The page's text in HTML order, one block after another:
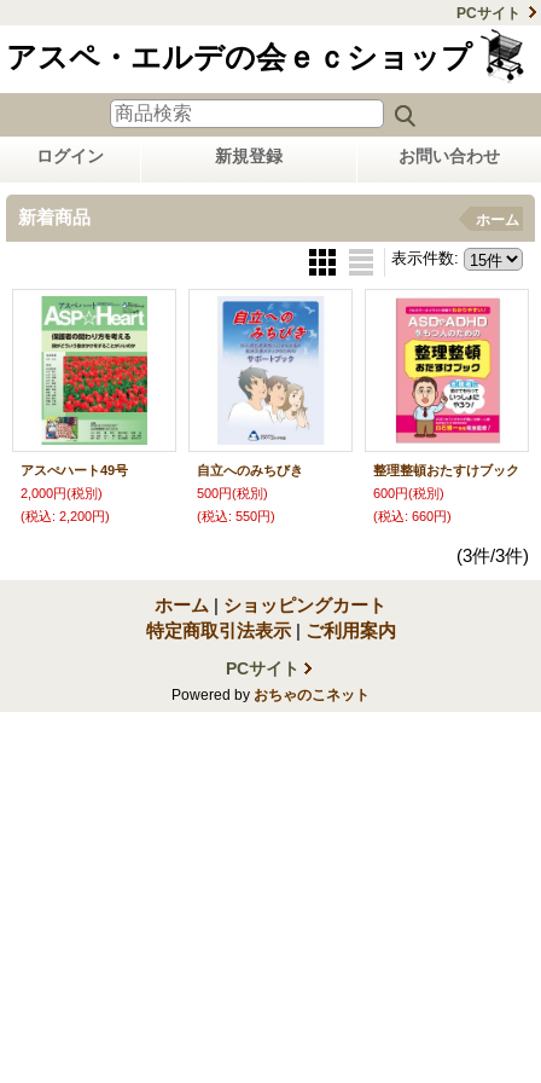
PCサイト
アスペ・エルデの会ｅｃショップ
ログイン 新規登録 お問い合わせ
新着商品 ホーム
表示件数:
アスぺハート49号
2,000円(税別)
(税込: 2,200円)
自立へのみちびき
500円(税別)
(税込: 550円)
整理整頓おたすけブック
600円(税別)
(税込: 660円)
(3件/3件)
ホーム | ショッピングカート
特定商取引法表示 | ご利用案内
PCサイト
Powered by おちゃのこネット